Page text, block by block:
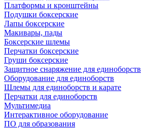
Платформы и кронштейны
Подушки боксерские
Лапы боксерские
Макивары, пады
Боксерские шлемы
Перчатки боксерские
Груши боксерские
Защитное снаряжение для единоборств
Оборудование для единоборств
Шлемы для единоборств и карате
Перчатки для единоборств
Мультимедиа
Интерактивное оборудование
ПО для образования